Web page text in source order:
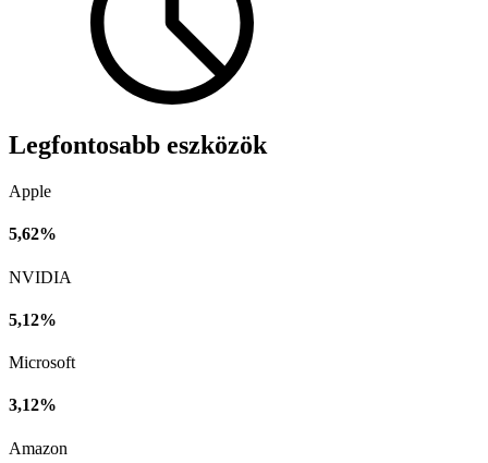
Legfontosabb eszközök
Apple
5,62%
NVIDIA
5,12%
Microsoft
3,12%
Amazon